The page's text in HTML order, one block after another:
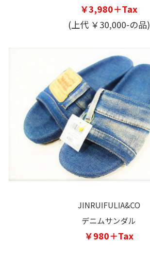
￥3,980＋Tax
(上代 ￥30,000-の品)
JINRUIFULIA&CO
デニムサンダル
￥980＋Tax